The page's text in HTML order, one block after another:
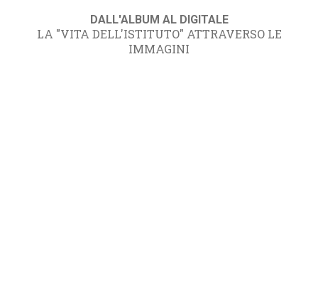
DALL'ALBUM AL DIGITALE
LA "VITA DELL'ISTITUTO" ATTRAVERSO LE
IMMAGINI